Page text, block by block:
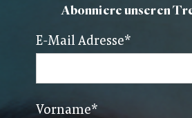
Abonniere unseren
E-Mail Adresse*
Vorname*